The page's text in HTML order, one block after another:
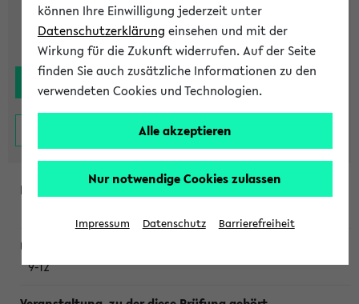
9-12
können Ihre Einwilligung jederzeit unter
Datenschutzerklärung einsehen und mit der
Wirkung für die Zukunft widerrufen. Auf der Seite
finden Sie auch zusätzliche Informationen zu den
verwendeten Cookies und Technologien.
Alle akzeptieren
Nur notwendige Cookies zulassen
Impressum Datenschutz Barrierefreiheit